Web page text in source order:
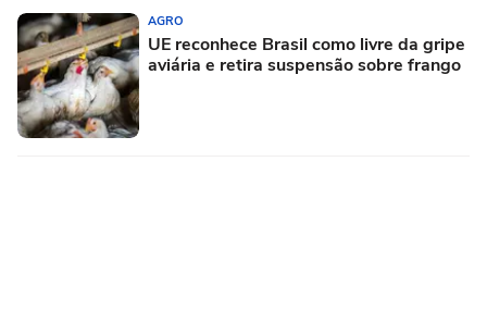
AGRO
UE reconhece Brasil como livre da gripe
aviária e retira suspensão sobre frango